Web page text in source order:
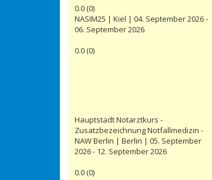
0.0(0)
NASIM25 | Kiel | 04. September 2026 -
06. September 2026
0.0(0)
Hauptstadt Notarztkurs -
Zusatzbezeichnung Notfallmedizin -
NAW Berlin | Berlin | 05. September
2026 - 12. September 2026
0.0(0)